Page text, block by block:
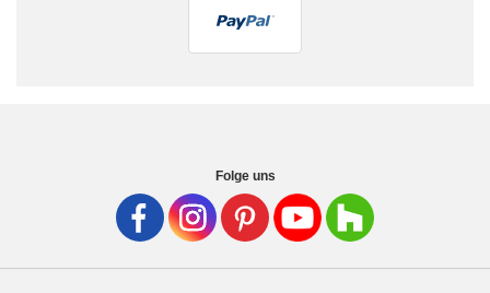
Folge uns